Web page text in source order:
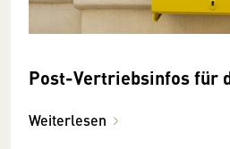
Post-Vertriebsinfos für
Weiterlesen